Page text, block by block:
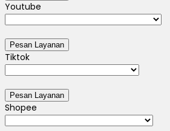
Youtube
Tiktok
Shopee